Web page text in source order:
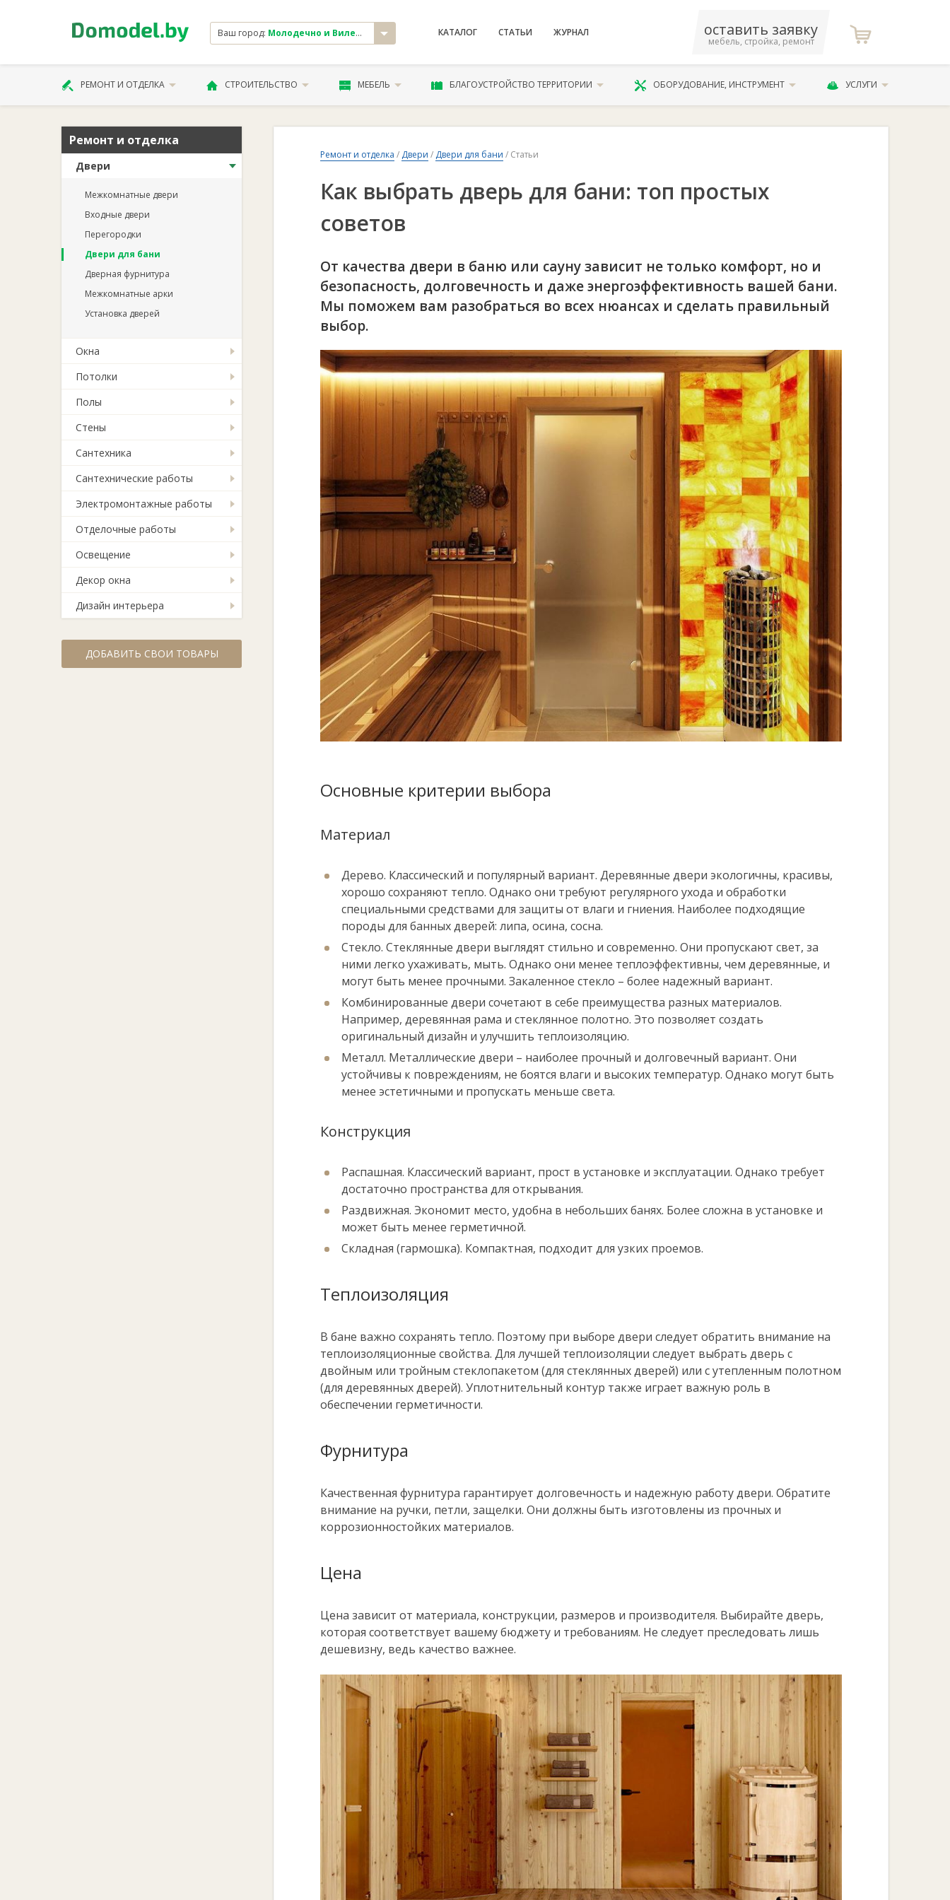
Ваш город: Молодечно и Вилейка КАТАЛОГ СТАТЬИ ЖУРНАЛ оставить заявку
мебель, стройка, ремонт
РЕМОНТ И ОТДЕЛКА СТРОИТЕЛЬСТВО МЕБЕЛЬ БЛАГОУСТРОЙСТВО ТЕРРИТОРИИ ОБОРУДОВАНИЕ, ИНСТРУМЕНТ УСЛУГИ
Ремонт и отделка
Двери
Межкомнатные двери
Входные двери
Перегородки
Двери для бани
Дверная фурнитура
Межкомнатные арки
Установка дверей
Окна
Потолки
Полы
Стены
Сантехника
Сантехнические работы
Электромонтажные работы
Отделочные работы
Освещение
Декор окна
Дизайн интерьера
ДОБАВИТЬ СВОИ ТОВАРЫ
Ремонт и отделка / Двери / Двери для бани / Статьи
Как выбрать дверь для бани: топ простых
советов
От качества двери в баню или сауну зависит не только комфорт, но и
безопасность, долговечность и даже энергоэффективность вашей бани.
Мы поможем вам разобраться во всех нюансах и сделать правильный
выбор.
Основные критерии выбора
Материал
Дерево. Классический и популярный вариант. Деревянные двери экологичны, красивы,
хорошо сохраняют тепло. Однако они требуют регулярного ухода и обработки
специальными средствами для защиты от влаги и гниения. Наиболее подходящие
породы для банных дверей: липа, осина, сосна.
Стекло. Стеклянные двери выглядят стильно и современно. Они пропускают свет, за
ними легко ухаживать, мыть. Однако они менее теплоэффективны, чем деревянные, и
могут быть менее прочными. Закаленное стекло – более надежный вариант.
Комбинированные двери сочетают в себе преимущества разных материалов.
Например, деревянная рама и стеклянное полотно. Это позволяет создать
оригинальный дизайн и улучшить теплоизоляцию.
Металл. Металлические двери – наиболее прочный и долговечный вариант. Они
устойчивы к повреждениям, не боятся влаги и высоких температур. Однако могут быть
менее эстетичными и пропускать меньше света.
Конструкция
Распашная. Классический вариант, прост в установке и эксплуатации. Однако требует
достаточно пространства для открывания.
Раздвижная. Экономит место, удобна в небольших банях. Более сложна в установке и
может быть менее герметичной.
Складная (гармошка). Компактная, подходит для узких проемов.
Теплоизоляция
В бане важно сохранять тепло. Поэтому при выборе двери следует обратить внимание на
теплоизоляционные свойства. Для лучшей теплоизоляции следует выбрать дверь с
двойным или тройным стеклопакетом (для стеклянных дверей) или с утепленным полотном
(для деревянных дверей). Уплотнительный контур также играет важную роль в
обеспечении герметичности.
Фурнитура
Качественная фурнитура гарантирует долговечность и надежную работу двери. Обратите
внимание на ручки, петли, защелки. Они должны быть изготовлены из прочных и
коррозионностойких материалов.
Цена
Цена зависит от материала, конструкции, размеров и производителя. Выбирайте дверь,
которая соответствует вашему бюджету и требованиям. Не следует преследовать лишь
дешевизну, ведь качество важнее.